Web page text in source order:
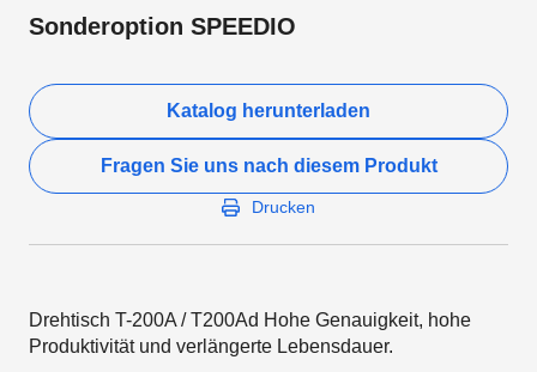
Sonderoption SPEEDIO
Katalog herunterladen
Fragen Sie uns nach diesem Produkt
Drucken
Drehtisch T-200A / T200Ad Hohe Genauigkeit, hohe
Produktivität und verlängerte Lebensdauer.